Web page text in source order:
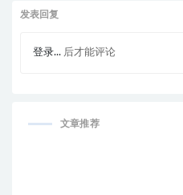
发表回复
登录... 后才能评论
文章推荐